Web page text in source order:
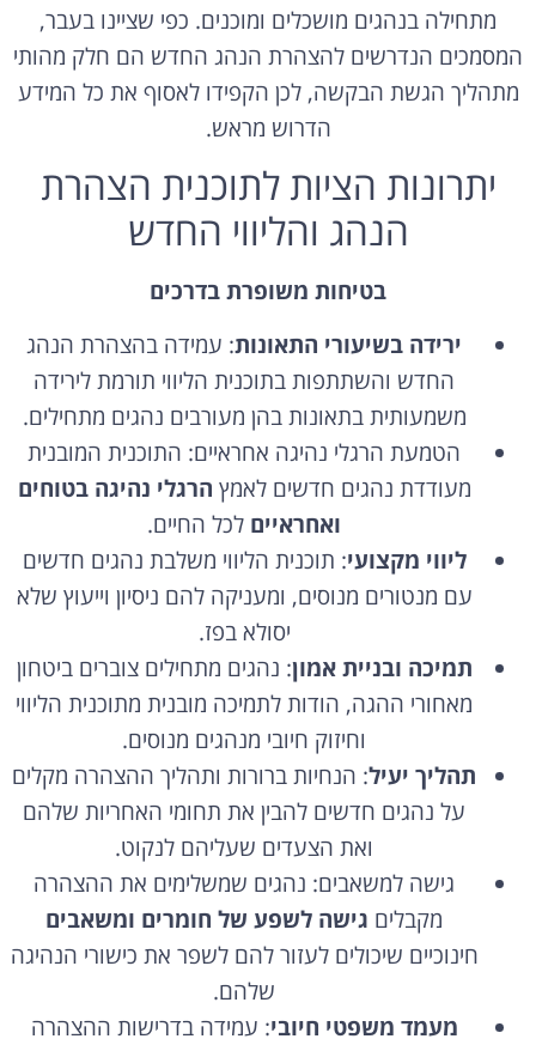
מתחילה בנהגים מושכלים ומוכנים. כפי שציינו בעבר,
המסמכים הנדרשים להצהרת הנהג החדש הם חלק מהותי
מתהליך הגשת הבקשה, לכן הקפידו לאסוף את כל המידע
הדרוש מראש.
יתרונות הציות לתוכנית הצהרת
הנהג והליווי החדש
בטיחות משופרת בדרכים
ירידה בשיעורי התאונות: עמידה בהצהרת הנהג
החדש והשתתפות בתוכנית הליווי תורמת לירידה
משמעותית בתאונות בהן מעורבים נהגים מתחילים.
הטמעת הרגלי נהיגה אחראיים: התוכנית המובנית
מעודדת נהגים חדשים לאמץ הרגלי נהיגה בטוחים
ואחראיים לכל החיים.
ליווי מקצועי: תוכנית הליווי משלבת נהגים חדשים
עם מנטורים מנוסים, ומעניקה להם ניסיון וייעוץ שלא
יסולא בפז.
תמיכה ובניית אמון: נהגים מתחילים צוברים ביטחון
מאחורי ההגה, הודות לתמיכה מובנית מתוכנית הליווי
וחיזוק חיובי מנהגים מנוסים.
תהליך יעיל: הנחיות ברורות ותהליך ההצהרה מקלים
על נהגים חדשים להבין את תחומי האחריות שלהם
ואת הצעדים שעליהם לנקוט.
גישה למשאבים: נהגים שמשלימים את ההצהרה
מקבלים גישה לשפע של חומרים ומשאבים
חינוכיים שיכולים לעזור להם לשפר את כישורי הנהיגה
שלהם.
מעמד משפטי חיובי: עמידה בדרישות ההצהרה